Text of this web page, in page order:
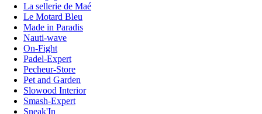
La sellerie de Maé
Le Motard Bleu
Made in Paradis
Nauti-wave
On-Fight
Padel-Expert
Pecheur-Store
Pet and Garden
Slowood Interior
Smash-Expert
Sneak'In